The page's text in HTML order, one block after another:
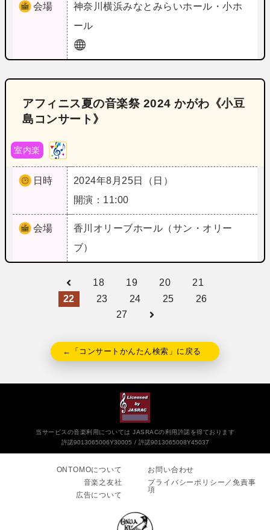
会場 神奈川横浜みなとみらいホール・小ホ
ール
アフィニス夏の音楽祭 2024 かがわ《小豆
島コンサート》
室内楽
日時
2024年8月25日（日）
開演：11:00
会場 香川 オリーブホール（サン・オリー
ブ）
18 19 20
21
22
23 24 25
26
27
←「コンサートかんたん検索」に戻る
当サービスの音楽利用については JASRACの利用許諾を得ております
許諾9013065006Y30005
許諾9013065008Y45037
ONTOMOについて
音楽之友社
広告について
お問い合わせ
プライバシーポリシー／免責事
項